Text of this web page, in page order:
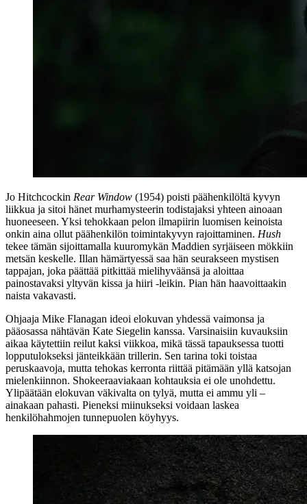
Jo Hitchcockin Rear Window (1954) poisti päähenkilöltä kyvyn
liikkua ja sitoi hänet murhamysteerin todistajaksi yhteen ainoaan
huoneeseen. Yksi tehokkaan pelon ilmapiirin luomisen keinoista
onkin aina ollut päähenkilön toimintakyvyn rajoittaminen. Hush
tekee tämän sijoittamalla kuuromykän Maddien syrjäiseen mökkiin
metsän keskelle. Illan hämärtyessä saa hän seurakseen mystisen
tappajan, joka päättää pitkittää mielihyväänsä ja aloittaa
painostavaksi yltyvän kissa ja hiiri ‑leikin. Pian hän haavoittaakin
naista vakavasti.
Ohjaaja Mike Flanagan ideoi elokuvan yhdessä vaimonsa ja
pääosassa nähtävän Kate Siegelin kanssa. Varsinaisiin kuvauksiin
aikaa käytettiin reilut kaksi viikkoa, mikä tässä tapauksessa tuotti
lopputulokseksi jänteikkään trillerin. Sen tarina toki toistaa
peruskaavoja, mutta tehokas kerronta riittää pitämään yllä katsojan
mielenkiinnon. Shokeeraaviakaan kohtauksia ei ole unohdettu.
Ylipäätään elokuvan väkivalta on tylyä, mutta ei ammu yli –
ainakaan pahasti. Pieneksi miinukseksi voidaan laskea
henkilöhahmojen tunnepuolen köyhyys.